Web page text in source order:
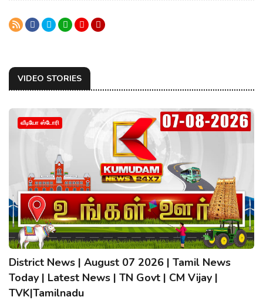
VIDEO STORIES
வீடியோ ஸ்டோரி
District News | August 07 2026 | Tamil News
Today | Latest News | TN Govt | CM Vijay |
TVK|Tamilnadu